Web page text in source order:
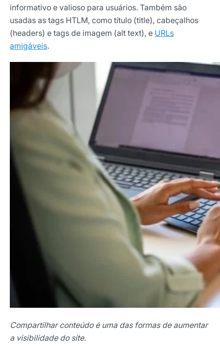
informativo e valioso para usuários. Também são
usadas as tags HTLM, como título (title), cabeçalhos
(headers) e tags de imagem (alt text), e URLs
amigáveis.
Compartilhar conteúdo é uma das formas de aumentar
a visibilidade do site.